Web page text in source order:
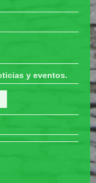
y eventos.